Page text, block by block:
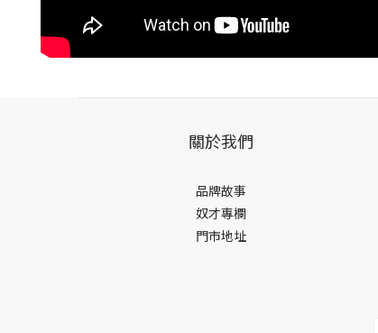
關於我們
品牌故事
奴才專欄
門市地址